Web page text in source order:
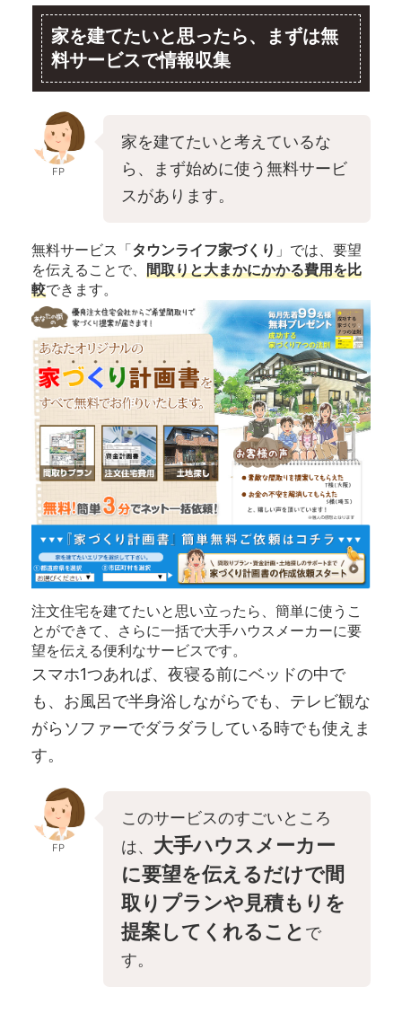
家を建てたいと思ったら、まずは無
料サービスで情報収集
FP
家を建てたいと考えているな
ら、まず始めに使う無料サービ
スがあります。
無料サービス「タウンライフ家づくり 」では、要望
を伝えることで、 間取りと大まかにかかる費用を比
較できます。
注文住宅を建てたいと思い立ったら、簡単に使うこ
とができて、さらに一括で大手ハウスメーカーに要
望を伝える便利なサービスです。
スマホ1つあれば、夜寝る前にベッドの中で
も、お風呂で半身浴しながらでも、テレビ観な
がらソファーでダラダラしている時でも使えま
す。
FP
このサービスのすごいところ
は、 大手ハウスメーカー
に要望を伝えるだけで間
取りプランや見積もりを
提案してくれること で
す。